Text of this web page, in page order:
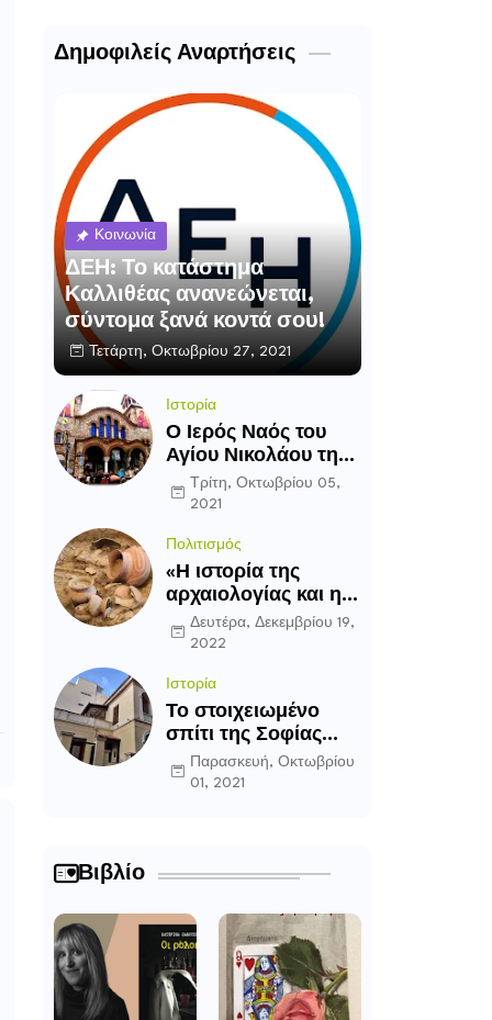
Δημοφιλείς Αναρτήσεις
Κοινωνία
ΔΕΗ: Το κατάστημα
Καλλιθέας ανανεώνεται,
σύντομα ξανά κοντά σου!
Τετάρτη, Οκτωβρίου 27, 2021
Ιστορία
Ο Ιερός Ναός του
Αγίου Νικολάου της
Καλλιθέας
Τρίτη, Οκτωβρίου 05,
2021
Πολιτισμός
«Η ιστορία της
αρχαιολογίας και η
εξέλιξη της ως
επιστήμη»
Δευτέρα, Δεκεμβρίου 19,
2022
Ιστορία
Το στοιχειωμένο
σπίτι της Σοφίας
Λασκαρίδου στην
Καλλιθέα
Παρασκευή, Οκτωβρίου
01, 2021
Βιβλίο